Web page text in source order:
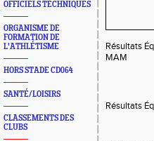
OFFICIELS TECHNIQUES
ORGANISME DE
FORMATION DE
L'ATHLÉTISME
HORS STADE CD064
SANTÉ/LOISIRS
CLASSEMENTS DES
CLUBS
Résultats
MAM
Résultats